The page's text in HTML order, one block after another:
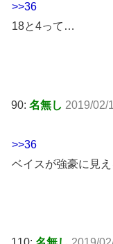
>>36
18と4って…
90: 名無し 2019/02/
>>36
ベイスが強豪に見